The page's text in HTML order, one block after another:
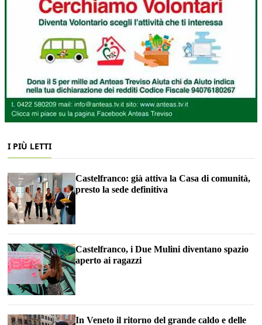
I PIÙ LETTI
Castelfranco: già attiva la Casa di comunità,
presto la sede definitiva
Castelfranco, i Due Mulini diventano spazio
aperto ai ragazzi
In Veneto il ritorno del grande caldo e delle